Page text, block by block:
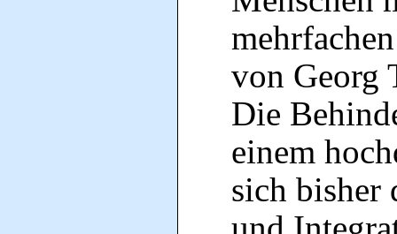
von Georg
Die
einem
sich bisher